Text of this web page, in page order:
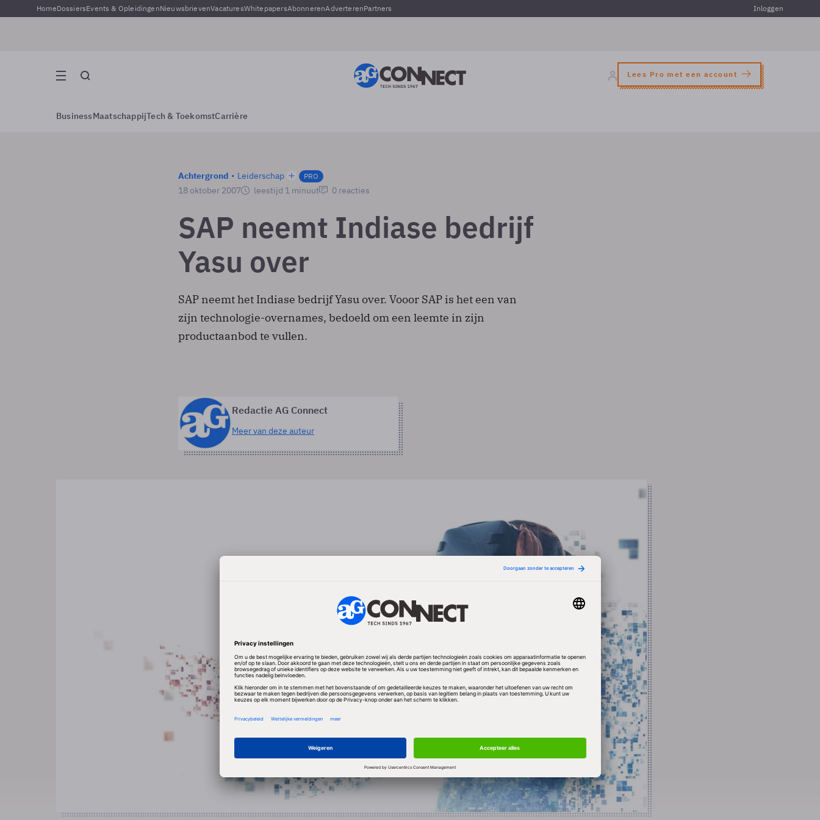
HomeDossiersEvents & OpleidingenNieuwsbrievenVacaturesWhitepapersAbonnerenAdverterenPartners Inloggen
Lees Pro met een account
BusinessMaatschappijTech & ToekomstCarrière
Achtergrond Leiderschap PRO
18 oktober 2007 leestijd 1 minuut 0 reacties
SAP neemt Indiase bedrijf
Yasu over
SAP neemt het Indiase bedrijf Yasu over. Vooor SAP is het een van
zijn technologie-overnames, bedoeld om een leemte in zijn
productaanbod te vullen.
Redactie AG Connect
Meer van deze auteur